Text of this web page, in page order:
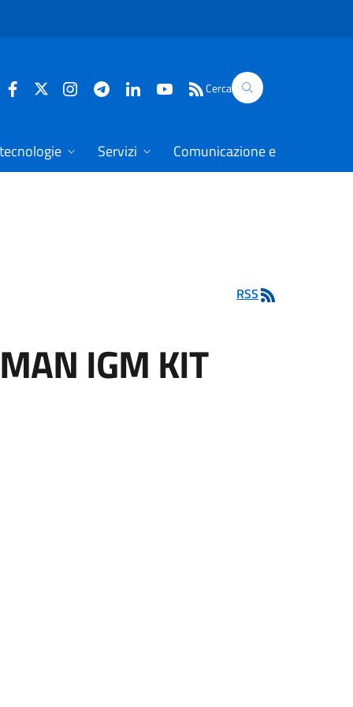
Cerca
Servizi Comunicazione e dati
RSS
IGM KIT